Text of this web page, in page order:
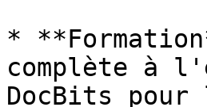
*
complète à
DocBits